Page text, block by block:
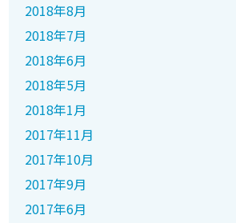
2018年8月
2018年7月
2018年6月
2018年5月
2018年1月
2017年11月
2017年10月
2017年9月
2017年6月